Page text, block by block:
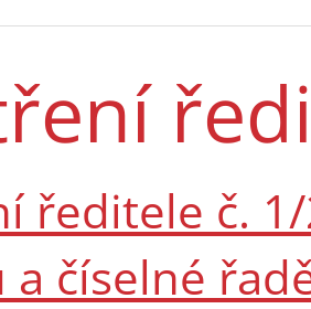
ředitele č.
a číselné